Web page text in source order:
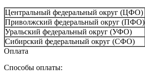
Центральный федеральный округ (ЦФО)
Приволжский федеральный округ (ПФО)
Уральский федеральный округ (УФО)
Сибирский федеральный округ (СФО)
Оплата
Способы оплаты: